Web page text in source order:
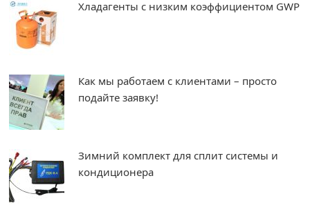
Хладагенты с низким коэффициентом GWP
Как мы работаем с клиентами – просто
подайте заявку!
Зимний комплект для сплит системы и
кондиционера